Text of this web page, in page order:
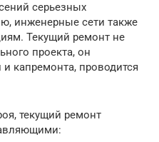
серьезных
инженерные сети также
Текущий ремонт не
проекта, он
капремонта, проводится
текущий ремонт